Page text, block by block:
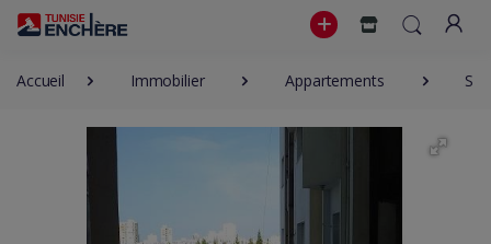
Accueil Immobilier Appartements S+2